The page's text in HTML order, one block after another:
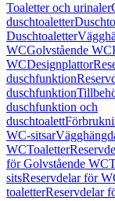
Toaletter och urinaler
duschtoaletter
Duschtoaletter
WCGolvstående WC
WCDesignplattor
duschfunktion
duschfunktion
duschfunktion och
duschtoalett
WC-sitsar
WCToaletter
för Golvstående WC
sitsReservdelar för
toaletterReservdelar